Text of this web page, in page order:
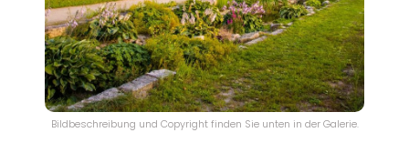
Bildbeschreibung und Copyright finden Sie unten in der Galerie.